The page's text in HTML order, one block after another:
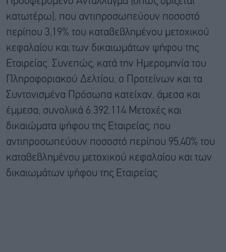
κατωτέρω), που αντιπροσωπεύουν ποσοστό
περίπου 3,19% του καταβεβλημένου μετοχικού
κεφαλαίου και των δικαιωμάτων ψήφου της
Εταιρείας. Συνεπώς, κατά την Ημερομηνία του
Πληροφοριακού Δελτίου, ο Προτείνων και τα
Συντονισμένα Πρόσωπα κατείχαν, άμεσα και
έμμεσα, συνολικά 6.392.114 Μετοχές και
δικαιώματα ψήφου της Εταιρείας, που
αντιπροσωπεύουν ποσοστό περίπου 95,40% του
καταβεβλημένου μετοχικού κεφαλαίου και των
δικαιωμάτων ψήφου της Εταιρείας.